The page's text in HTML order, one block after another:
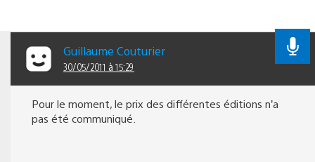
Guillaume Couturier
30/05/2011 à 15:29
Pour le moment, le prix des différentes éditions n’a
pas été communiqué.